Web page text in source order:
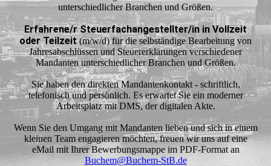
unterschiedlicher Branchen und Größen.
Erfahrene/r Steuerfachangestellter/in in Vollzeit
oder Teilzeit(m/w/d) für die selbständige Bearbeitung von
Jahresabschlüssen und Steuererklärungen verschiedener
Mandanten unterschiedlicher Branchen und Größen.
Sie haben den direkten Mandantenkontakt - schriftlich,
telefonisch und persönlich. Es erwartet Sie ein moderner
Arbeitsplatz mit DMS, der digitalen Akte.
Wenn Sie den Umgang mit Mandanten lieben und sich in einem
kleinen Team engagieren möchten, freuen wir uns auf eine
eMail mit Ihrer Bewerbungsmappe im PDF-Format an
Buchem@Buchem-StB.de